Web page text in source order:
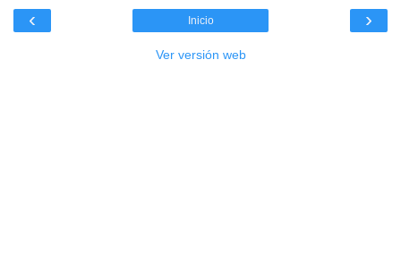
‹ ›
Inicio
Ver versión web